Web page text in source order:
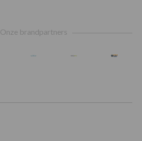
Onze brandpartners